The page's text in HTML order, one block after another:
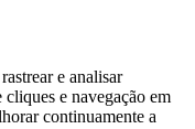
e analisar
e navegação em
continuamente a